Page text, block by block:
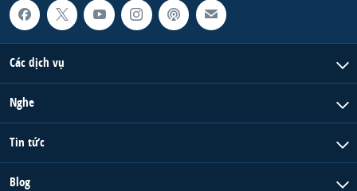
Các dịch vụ
Nghe
Tin tức
Blog